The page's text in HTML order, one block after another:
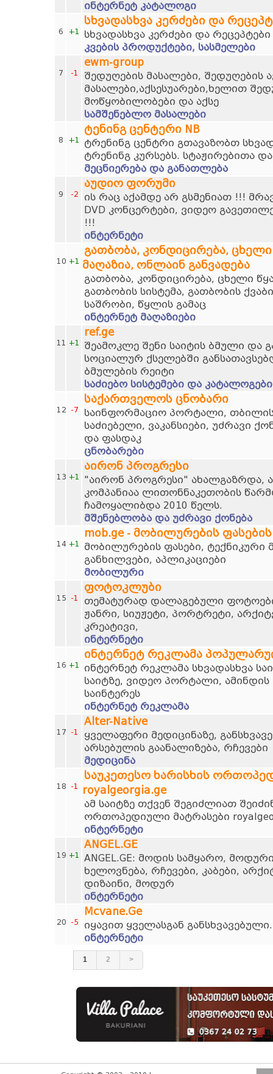
ინტერნეტ კატალოგი
6 +1
სხვადასხვა კერძები და
სხვადასხვა კერძები და რეცეპტები
კვების პროდუქტები, სასმელები
7 -1
ewm-group
შედუღების მასალები, შედუღების
მასალები,აქსესუარები,ხელით
მოწყობილობები და აქსე
სამშენებლო მასალები
8 +1
ტენინგ ცენტერი NB
ტრენინგ ცენტრი გთავაზობთ
ტრენინგ კურსებს. სტაჟირებითა
მეცნიერება და განათლება
9 -2
აუდიო ფორუმი
ის რაც აქამდე არ გსმენიათ !!!
DVD კონცერტები, ვიდეო
!!!
ინტერნეტი
10 +1
გათბობა, კონდიცირება,
მაღაზია, ონლაინ განვადება
გათბობა, კონდიცირება, ცხელი
გათბობის სისტემა, გათბობის
საშრობი, წყლის გამაც
ინტერნეტ მაღაზიები
11 +1
ref.ge
შეამოკლე შენი საიტის ბმული და
სოციალურ ქსელებში
ბმულების რეიტი
საძიებო სისტემები და კატალოგები
12 -7
საქართველოს ცნობარი
საინფორმაციო პორტალი,
საძიებელი, ვაკანსიები, უძრავი
და ფასდაკ
ცნობარები
13 +1
აირონ პროგრესი
"აირონ პროგრესი" ახალგაზრდა,
კომპანიაა ლითონნაკეთობის
ჩამოყალიბდა 2010 წელს.
მშენებლობა და უძრავი ქონება
14 +1
mob.ge - მობილურების
მობილურების ფასები, ტექნიკური
განხილვები, აპლიკაციები
მობილური
15 -1
ფოტოკლუბი
თემატურად დალაგებული
ჟანრი, სიუჟეტი, პორტრეტი,
კრეატივი,
ინტერნეტი
16 +1
ინტერნეტ რეკლამა
ინტერნეტ რეკლამა სხვადასხვა
საიტზე, ვიდეო პორტალი,
საინტერეს
ინტერნეტ რეკლამა
17 -1
Alter-Native
ყველაფერი მედიცინაზე,
არსებულის გაანალიზება, რჩევები
მედიცინა
18 -1
საუკეთესო ხარისხის
royalgeorgia.ge
ამ საიტზე თქვენ შეგიძლიათ
ორთოპედიული მატრასები
ინტერნეტი
19 +1
ANGEL.GE
ANGEL.GE: მოდის სამყარო,
ხელოვნება, რჩევები, კაბები,
დიზაინი, მოდურ
ინტერნეტი
20 -5
Mcvane.Ge
იყავით ყველასგან
ინტერნეტი
1 2 >